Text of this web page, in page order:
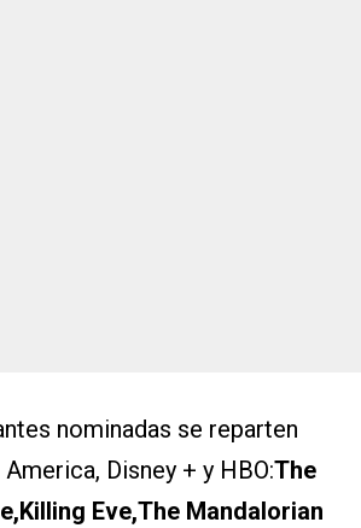
nominadas se reparten
Disney + y HBO:The
Eve,The Mandalorian